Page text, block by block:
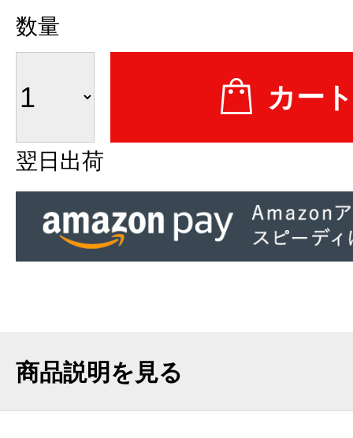
数量
翌日出荷
商品説明を見る